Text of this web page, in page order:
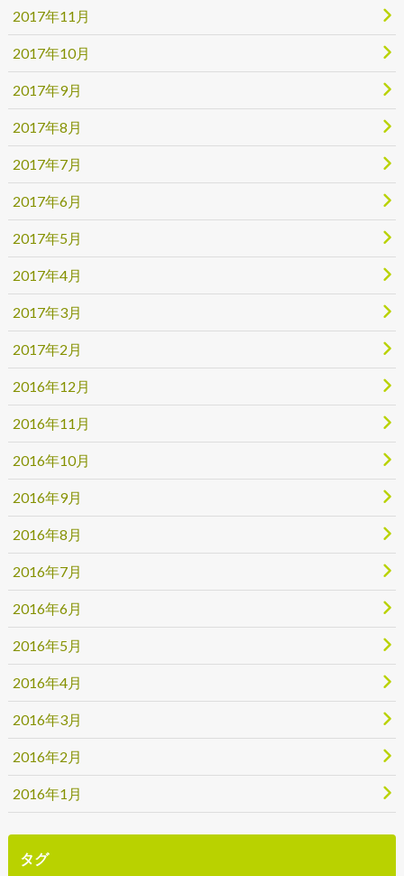
2017年11月
2017年10月
2017年9月
2017年8月
2017年7月
2017年6月
2017年5月
2017年4月
2017年3月
2017年2月
2016年12月
2016年11月
2016年10月
2016年9月
2016年8月
2016年7月
2016年6月
2016年5月
2016年4月
2016年3月
2016年2月
2016年1月
タグ